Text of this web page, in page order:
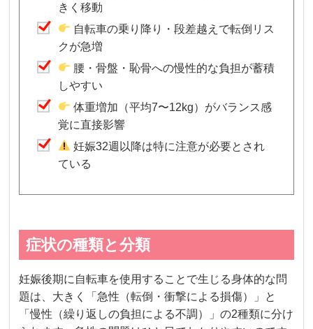
きく移動
自転車の乗り降り・段差越えで転倒リス
クが急増
腰・骨盤・恥骨への慢性的な負担が蓄積
しやすい
体重増加（平均7〜12kg）がバランス感
覚に直接影響
妊娠32週以降は特に注意が必要とされ
ている
症状の種類と分類
妊娠後期に自転車を使用することで生じる身体的な問
題は、大きく「急性（転倒・衝撃による損傷）」と
「慢性（繰り返しの負担による不調）」の2種類に分け